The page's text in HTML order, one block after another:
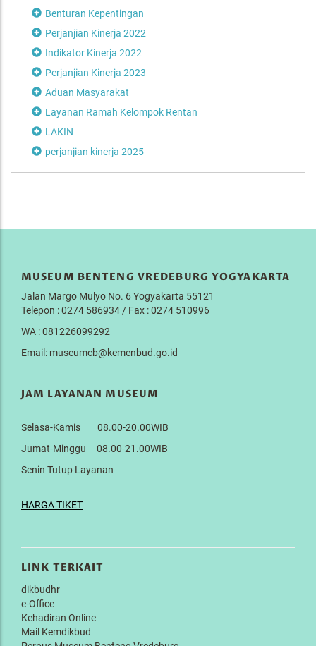
Benturan Kepentingan
Perjanjian Kinerja 2022
Indikator Kinerja 2022
Perjanjian Kinerja 2023
Aduan Masyarakat
Layanan Ramah Kelompok Rentan
LAKIN
perjanjian kinerja 2025
MUSEUM BENTENG VREDEBURG YOGYAKARTA
Jalan Margo Mulyo No. 6 Yogyakarta 55121
Telepon : 0274 586934 / Fax : 0274 510996
WA : 081226099292
Email: museumcb@kemenbud.go.id
JAM LAYANAN MUSEUM
Selasa-Kamis 08.00-20.00WIB
Jumat-Minggu 08.00-21.00WIB
Senin Tutup Layanan
HARGA TIKET
LINK TERKAIT
dikbudhr
e-Office
Kehadiran Online
Mail Kemdikbud